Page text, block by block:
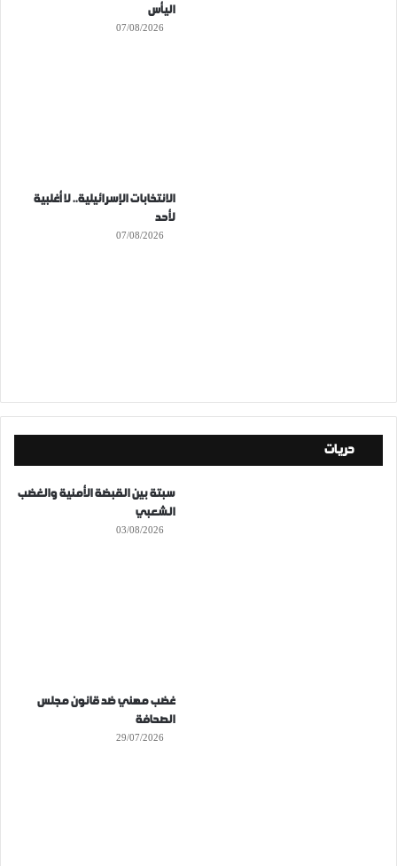
اليأس
07/08/2026
الانتخابات الإسرائيلية.. لا أغلبية
لأحد
07/08/2026
حريات
سبتة بين القبضة الأمنية والغضب
الشعبي
03/08/2026
غضب مهني ضد قانون مجلس
الصحافة
29/07/2026